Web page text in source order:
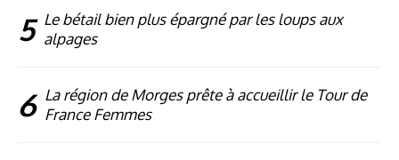
5 Le bétail bien plus épargné par les loups aux
alpages
6 La région de Morges prête à accueillir le Tour de
France Femmes